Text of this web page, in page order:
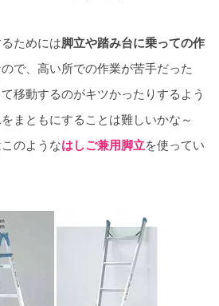
ためには脚立や踏み台に乗っての作
で、高い所での作業が苦手だった
移動するのがキツかったりするよう
まともにすることは難しいかな～
のようなはしご兼用脚立を使ってい